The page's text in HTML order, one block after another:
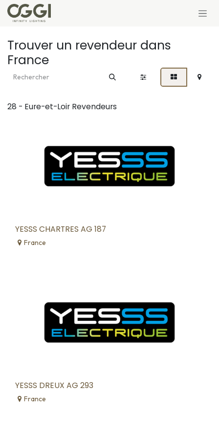
Se rendre au contenu
Trouver un revendeur dans
France
28 - Eure-et-Loir Revendeurs
YESSS CHARTRES AG 187
France
YESSS DREUX AG 293
France